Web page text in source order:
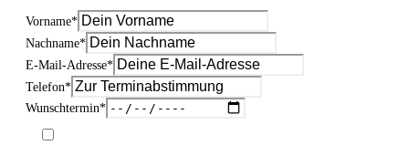
Vorname*
Nachname*
E-Mail-Adresse*
Telefon*
Wunschtermin*